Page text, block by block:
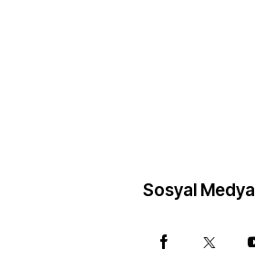
Sosyal Medya